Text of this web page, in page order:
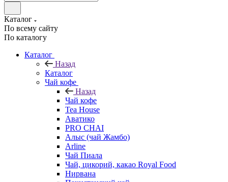
Каталог
По всему сайту
По каталогу
Каталог
Назад
Каталог
Чай кофе
Назад
Чай кофе
Tea House
Аватико
PRO CHAI
Алыс (чай Жамбо)
Arline
Чай Пиала
Чай, цикорий, какао Royal Food
Нирвана